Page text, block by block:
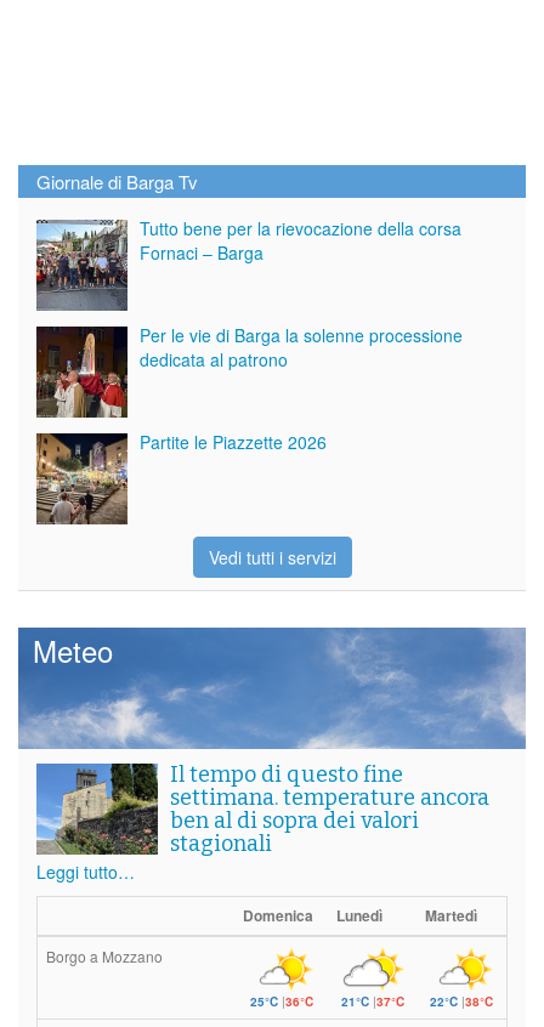
Giornale di Barga Tv
Tutto bene per la rievocazione della corsa
Fornaci – Barga
Per le vie di Barga la solenne processione
dedicata al patrono
Partite le Piazzette 2026
Vedi tutti i servizi
Meteo
Il tempo di questo fine
settimana. temperature ancora
ben al di sopra dei valori
stagionali
Leggi tutto…
Domenica Lunedì Martedì
Borgo a Mozzano
25°C|36°C 21°C|37°C 22°C |38°C